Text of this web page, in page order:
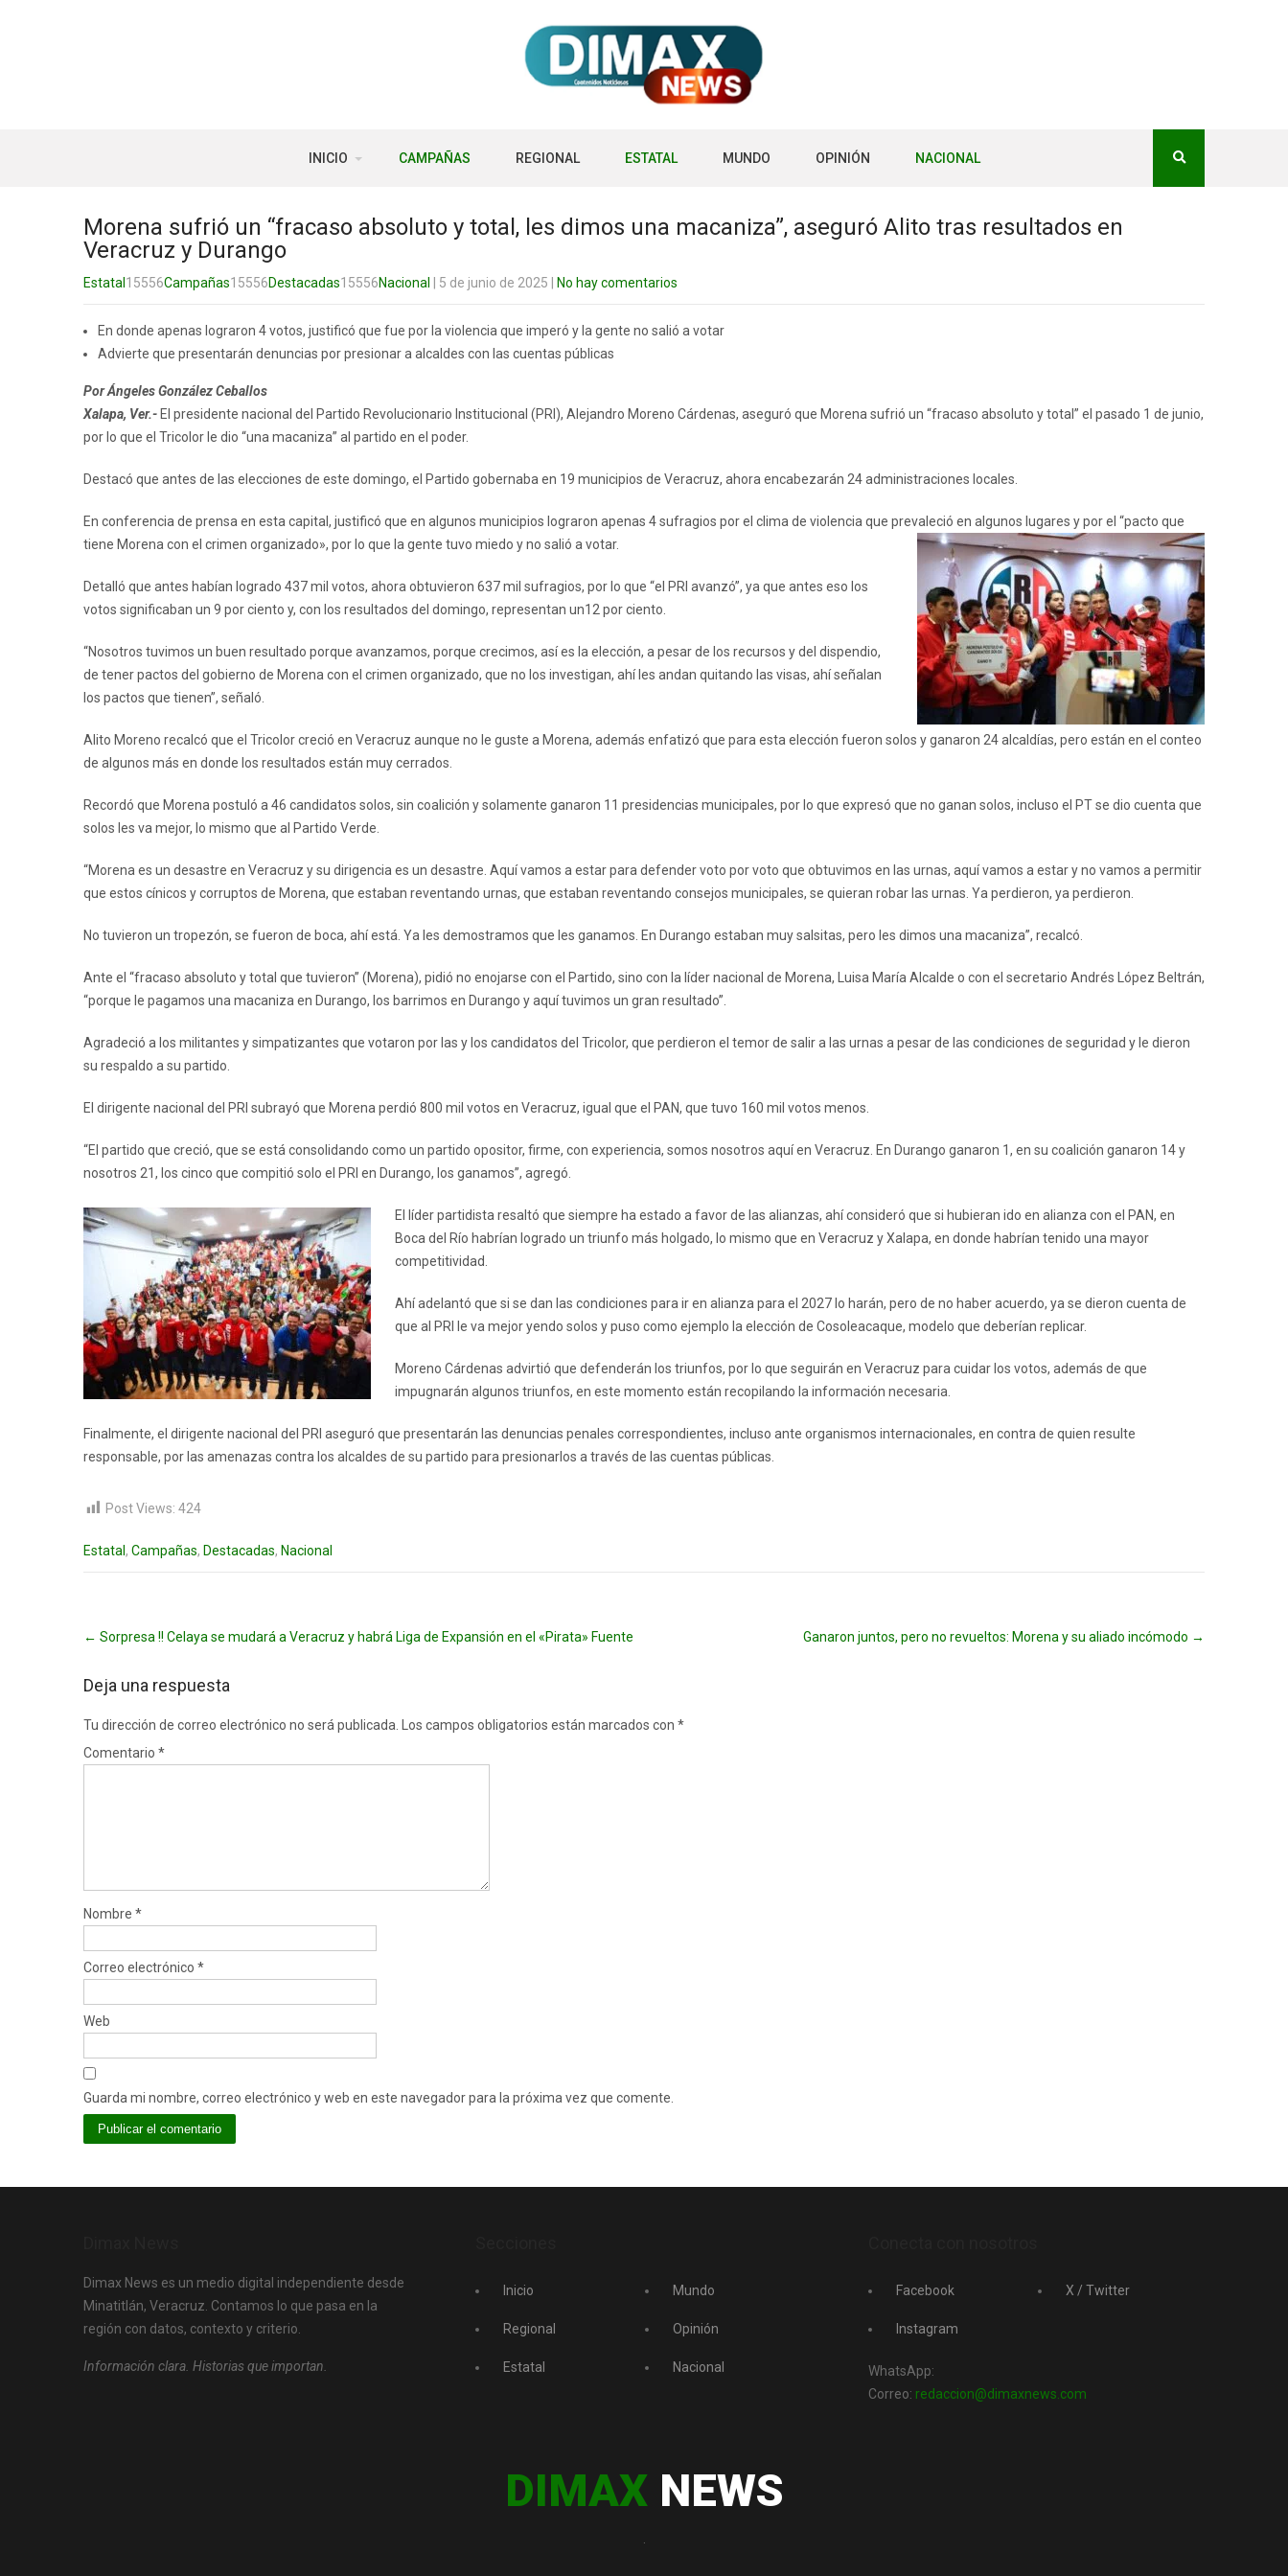
INICIO CAMPAÑAS REGIONAL ESTATAL MUNDO OPINIÓN NACIONAL
Morena sufrió un “fracaso absoluto y total, les dimos una macaniza”, aseguró Alito tras resultados en
Veracruz y Durango
Estatal 15556Campañas15556Destacadas15556Nacional | 5 de junio de 2025 No hay comentarios
En donde apenas lograron 4 votos, justificó que fue por la violencia que imperó y la gente no salió a votar
Advierte que presentarán denuncias por presionar a alcaldes con las cuentas públicas
Por Ángeles González Ceballos
Xalapa, Ver.- El presidente nacional del Partido Revolucionario Institucional (PRI), Alejandro Moreno Cárdenas, aseguró que Morena sufrió un “fracaso absoluto y total” el pasado 1 de junio,
por lo que el Tricolor le dio “una macaniza” al partido en el poder.
Destacó que antes de las elecciones de este domingo, el Partido gobernaba en 19 municipios de Veracruz, ahora encabezarán 24 administraciones locales.
En conferencia de prensa en esta capital, justificó que en algunos municipios lograron apenas 4 sufragios por el clima de violencia que prevaleció en algunos lugares y por el “pacto que
tiene Morena con el crimen organizado», por lo que la gente tuvo miedo y no salió a votar.
Detalló que antes habían logrado 437 mil votos, ahora obtuvieron 637 mil sufragios, por lo que “el PRI avanzó”, ya que antes eso los
votos significaban un 9 por ciento y, con los resultados del domingo, representan un12 por ciento.
“Nosotros tuvimos un buen resultado porque avanzamos, porque crecimos, así es la elección, a pesar de los recursos y del dispendio,
de tener pactos del gobierno de Morena con el crimen organizado, que no los investigan, ahí les andan quitando las visas, ahí señalan
los pactos que tienen”, señaló.
Alito Moreno recalcó que el Tricolor creció en Veracruz aunque no le guste a Morena, además enfatizó que para esta elección fueron solos y ganaron 24 alcaldías, pero están en el conteo
de algunos más en donde los resultados están muy cerrados.
Recordó que Morena postuló a 46 candidatos solos, sin coalición y solamente ganaron 11 presidencias municipales, por lo que expresó que no ganan solos, incluso el PT se dio cuenta que
solos les va mejor, lo mismo que al Partido Verde.
“Morena es un desastre en Veracruz y su dirigencia es un desastre. Aquí vamos a estar para defender voto por voto que obtuvimos en las urnas, aquí vamos a estar y no vamos a permitir
que estos cínicos y corruptos de Morena, que estaban reventando urnas, que estaban reventando consejos municipales, se quieran robar las urnas. Ya perdieron, ya perdieron.
No tuvieron un tropezón, se fueron de boca, ahí está. Ya les demostramos que les ganamos. En Durango estaban muy salsitas, pero les dimos una macaniza”, recalcó.
Ante el “fracaso absoluto y total que tuvieron” (Morena), pidió no enojarse con el Partido, sino con la líder nacional de Morena, Luisa María Alcalde o con el secretario Andrés López Beltrán,
“porque le pagamos una macaniza en Durango, los barrimos en Durango y aquí tuvimos un gran resultado”.
Agradeció a los militantes y simpatizantes que votaron por las y los candidatos del Tricolor, que perdieron el temor de salir a las urnas a pesar de las condiciones de seguridad y le dieron
su respaldo a su partido.
El dirigente nacional del PRI subrayó que Morena perdió 800 mil votos en Veracruz, igual que el PAN, que tuvo 160 mil votos menos.
“El partido que creció, que se está consolidando como un partido opositor, firme, con experiencia, somos nosotros aquí en Veracruz. En Durango ganaron 1, en su coalición ganaron 14 y
nosotros 21, los cinco que compitió solo el PRI en Durango, los ganamos”, agregó.
El líder partidista resaltó que siempre ha estado a favor de las alianzas, ahí consideró que si hubieran ido en alianza con el PAN, en
Boca del Río habrían logrado un triunfo más holgado, lo mismo que en Veracruz y Xalapa, en donde habrían tenido una mayor
competitividad.
Ahí adelantó que si se dan las condiciones para ir en alianza para el 2027 lo harán, pero de no haber acuerdo, ya se dieron cuenta de
que al PRI le va mejor yendo solos y puso como ejemplo la elección de Cosoleacaque, modelo que deberían replicar.
Moreno Cárdenas advirtió que defenderán los triunfos, por lo que seguirán en Veracruz para cuidar los votos, además de que
impugnarán algunos triunfos, en este momento están recopilando la información necesaria.
Finalmente, el dirigente nacional del PRI aseguró que presentarán las denuncias penales correspondientes, incluso ante organismos internacionales, en contra de quien resulte
responsable, por las amenazas contra los alcaldes de su partido para presionarlos a través de las cuentas públicas.
Post Views: 424
Estatal , Campañas, Destacadas, Nacional
navigation
← Sorpresa !! Celaya se mudará a Veracruz y habrá Liga de Expansión en el «Pirata» Fuente Ganaron juntos, pero no revueltos: Morena y su aliado incómodo →
Deja una respuesta
Tu dirección de correo electrónico no será publicada. Los campos obligatorios están marcados con *
Comentario *
Nombre *
Correo electrónico *
Web
Guarda mi nombre, correo electrónico y web en este navegador para la próxima vez que comente.
Dimax News es un medio digital independiente desde
Minatitlán, Veracruz. Contamos lo que pasa en la
región con datos, contexto y criterio.
Información clara. Historias que importan.
Inicio
Regional
Estatal
Mundo
Opinión
Nacional
Facebook
Instagram
X / Twitter
WhatsApp:
Correo: redaccion@dimaxnews.com
DIMAXNEWS